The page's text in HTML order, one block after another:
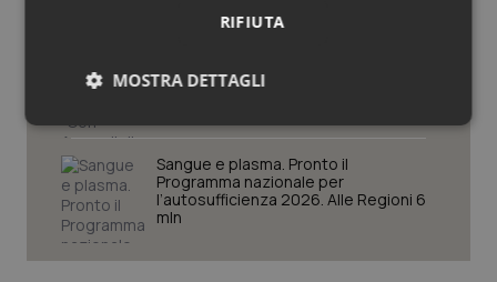
Tumori del Polmone & Testa Collo
Tumori gastrointestinali
Ulcera & Reflusso
Vaccini
per riqualificazione e
ammodernamento tecnologico delle
Sangue e plasma. Pronto il
Programma nazionale per
l’autosufficienza 2026. Alle Regioni 6
mln
RIFIUTA
MOSTRA DETTAGLI
Necessari Statistici Marketing